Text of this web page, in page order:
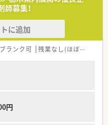
募集！
に追加
ブランク可 残業なし(ほぼなし含む)
円